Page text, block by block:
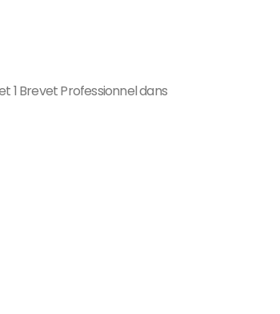
1 Brevet Professionnel dans